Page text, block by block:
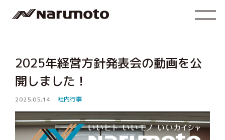
2025年経営方針発表会の動画を公
開しました！
2025.05.14 社内行事